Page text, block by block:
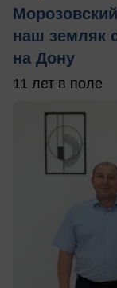
наш земляк
на Дону
11 лет в поле